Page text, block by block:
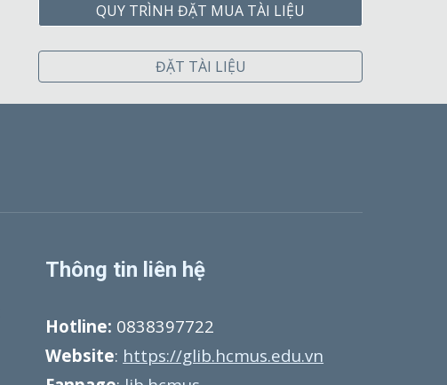
QUY TRÌNH ĐẶT MUA TÀI LIỆU
ĐẶT TÀI LIỆU
Thông tin liên hệ
Hotline: 0838397722
Website: https://glib.hcmus.edu.vn